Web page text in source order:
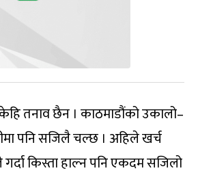
तनाव छैन । काठमाडौंको उकालो–
पनि सजिलै चल्छ । अहिले खर्च
किस्ता हाल्न पनि एकदम सजिलो